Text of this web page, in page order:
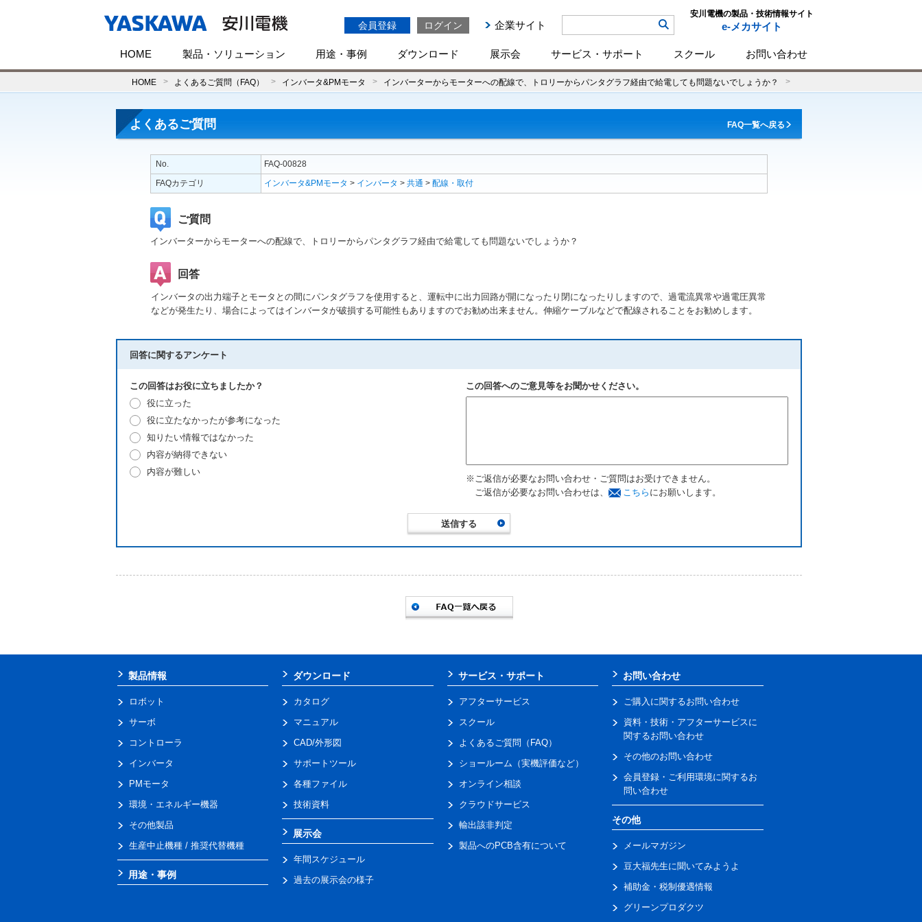
会員登録 ログイン 企業サイト
安川電機の製品・技術情報サイト
e-メカサイト
HOME 製品・ソリューション 用途・事例 ダウンロード 展示会 サービス・サポート スクール お問い合わせ
HOME よくあるご質問（FAQ） インバータ&PMモータ インバーターからモーターへの配線で、トロリーからパンタグラフ経由で給電しても問題ないでしょうか？
よくあるご質問 FAQ一覧へ戻る
No.
FAQ-00828
FAQカテゴリ
インバータ&PMモータ > インバータ > 共通 > 配線・取付
ご質問
インバーターからモーターへの配線で、トロリーからパンタグラフ経由で給電しても問題ないでしょうか？
回答
インバータの出力端子とモータとの間にパンタグラフを使用すると、運転中に出力回路が開になったり閉になったりしますので、過電流異常や過電圧異常
などが発生たり、場合によってはインバータが破損する可能性もありますのでお勧め出来ません。伸縮ケーブルなどで配線されることをお勧めします。
回答に関するアンケート
この回答はお役に立ちましたか？
役に立った
役に立たなかったが参考になった
知りたい情報ではなかった
内容が納得できない
内容が難しい
この回答へのご意見等をお聞かせください。
※ご返信が必要なお問い合わせ・ご質問はお受けできません。
ご返信が必要なお問い合わせは、
こちら にお願いします。
製品情報
ロボット
サーボ
コントローラ
インバータ
PMモータ
環境・エネルギー機器
その他製品
生産中止機種 / 推奨代替機種
用途・事例
ダウンロード
カタログ
マニュアル
CAD/外形図
サポートツール
各種ファイル
技術資料
展示会
年間スケジュール
過去の展示会の様子
サービス・サポート
アフターサービス
スクール
よくあるご質問（FAQ）
ショールーム（実機評価など）
オンライン相談
クラウドサービス
輸出該非判定
製品へのPCB含有について
お問い合わせ
ご購入に関するお問い合わせ
資料・技術・アフターサービスに
関するお問い合わせ
その他のお問い合わせ
会員登録・ご利用環境に関するお
問い合わせ
その他
メールマガジン
豆大福先生に聞いてみようよ
補助金・税制優遇情報
グリーンプロダクツ